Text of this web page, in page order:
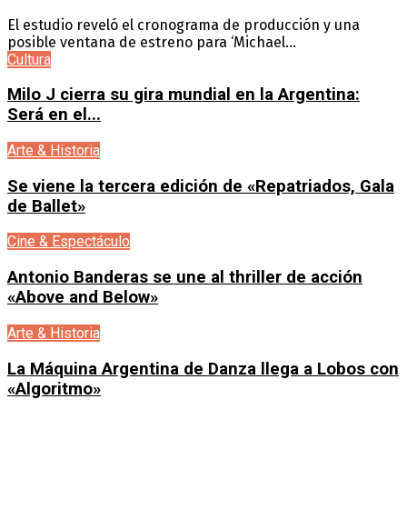
El estudio reveló el cronograma de producción y una
posible ventana de estreno para ‘Michael...
Cultura
Milo J cierra su gira mundial en la Argentina:
Será en el...
Arte & Historia
Se viene la tercera edición de «Repatriados, Gala
de Ballet»
Cine & Espectáculo
Antonio Banderas se une al thriller de acción
«Above and Below»
Arte & Historia
La Máquina Argentina de Danza llega a Lobos con
«Algoritmo»